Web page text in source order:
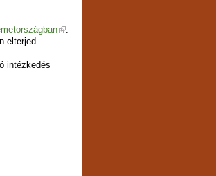
elterjed.
intézkedés